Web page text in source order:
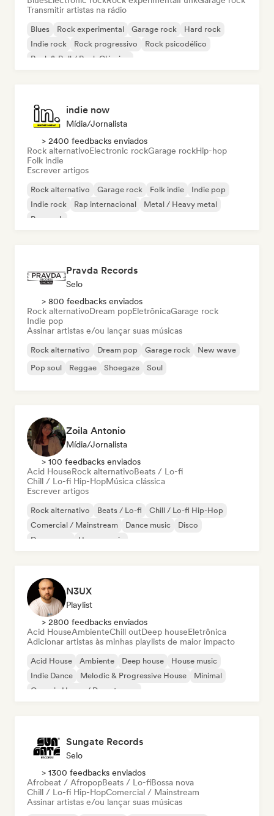
Transmitir artistas na rádio
Blues Rock experimental Garage rock
Hard rock
Indie rock
Rock progressivo
Rock psicodélico
Rock & Roll / Rock Clássico
indie now
Mídia/Jornalista
> 2400 feedbacks enviados
Rock alternativoElectronic rockGarage rockHip-hop
Folk indie
Escrever artigos
Rock alternativo Garage rock Folk indie
Indie pop
Indie rock
Rap internacional
Metal / Heavy metal
Pop rock
Pravda Records
Selo
> 800 feedbacks enviados
Rock alternativoDream popEletrônicaGarage rock
Indie pop
Assinar artistas e/ou lançar suas músicas
Rock alternativo Dream pop Garage rock
New wave
Pop soul
Reggae Shoegaze Soul
Zoila Antonio
Mídia/Jornalista
> 100 feedbacks enviados
Acid HouseRock alternativoBeats / Lo-fi
Chill / Lo-fi Hip-HopMúsica clássica
Escrever artigos
Rock alternativo Beats / Lo-fi
Chill / Lo-fi Hip-Hop
Comercial / Mainstream
Dance music
Disco
Dream pop
House music
N3UX
Playlist
> 2800 feedbacks enviados
Acid HouseAmbienteChill outDeep houseEletrônica
Adicionar artistas às minhas playlists de maior impacto
Acid House Ambiente Deep house
House music
Indie Dance
Melodic & Progressive House
Minimal
Organic House / Downtempo
Sungate Records
Selo
> 1300 feedbacks enviados
Afrobeat / AfropopBeats / Lo-fiBossa nova
Chill / Lo-fi Hip-HopComercial / Mainstream
Assinar artistas e/ou lançar suas músicas